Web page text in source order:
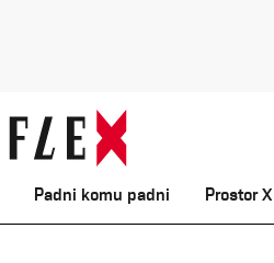
Padni komu padni Prostor X